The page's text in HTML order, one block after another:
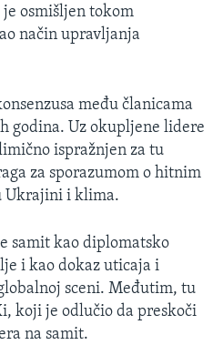
osmišljen tokom
način upravljanja
među članicama
godina. Uz okupljene lidere
ispražnjen za tu
za sporazumom o hitnim
Ukrajini i klima.
samit kao diplomatsko
i kao dokaz uticaja i
sceni. Međutim, tu
koji je odlučio da preskoči
na samit.